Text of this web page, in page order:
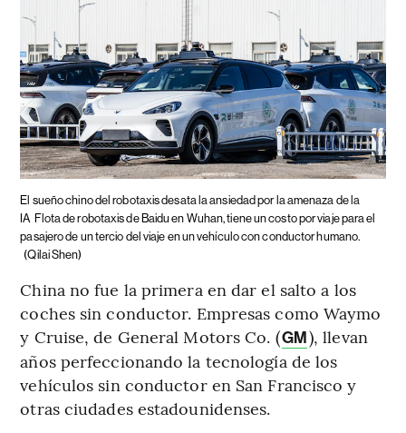
El sueño chino del robotaxis desata la ansiedad por la amenaza de la
IA Flota de robotaxis de Baidu en Wuhan, tiene un costo por viaje para el
pasajero de un tercio del viaje en un vehículo con conductor humano.
(Qilai Shen)
China no fue la primera en dar el salto a los
coches sin conductor. Empresas como Waymo
y Cruise, de General Motors Co. (GM), llevan
años perfeccionando la tecnología de los
vehículos sin conductor en San Francisco y
otras ciudades estadounidenses.